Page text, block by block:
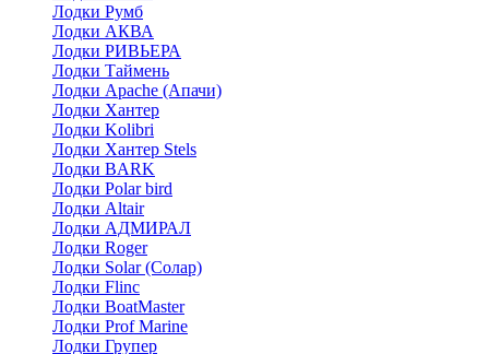
Лодки Румб
Лодки АКВА
Лодки РИВЬЕРА
Лодки Таймень
Лодки Apache (Апачи)
Лодки Хантер
Лодки Kolibri
Лодки Хантер Stels
Лодки BARK
Лодки Polar bird
Лодки Altair
Лодки АДМИРАЛ
Лодки Roger
Лодки Solar (Солар)
Лодки Flinc
Лодки BoatMaster
Лодки Prof Marine
Лодки Групер